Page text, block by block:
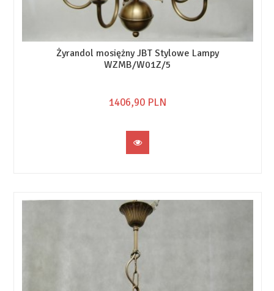
Żyrandol mosiężny JBT Stylowe Lampy
WZMB/W01Z/5
1406,90PLN